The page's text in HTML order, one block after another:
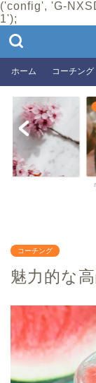
('config', 'G-
1');
ホーム コーチング
コーチング
魅力的な